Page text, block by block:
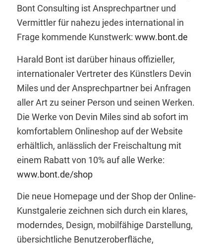
Bont Consulting ist Ansprechpartner und
Vermittler für nahezu jedes international in
Frage kommende Kunstwerk: www.bont.de
Harald Bont ist darüber hinaus offizieller,
internationaler Vertreter des Künstlers Devin
Miles und der Ansprechpartner bei Anfragen
aller Art zu seiner Person und seinen Werken.
Die Werke von Devin Miles sind ab sofort im
komfortablem Onlineshop auf der Website
erhältlich, anlässlich der Freischaltung mit
einem Rabatt von 10% auf alle Werke:
www.bont.de/shop
Die neue Homepage und der Shop der Online-
Kunstgalerie zeichnen sich durch ein klares,
moderndes, Design, mobilfähige Darstellung,
übersichtliche Benutzeroberfläche,